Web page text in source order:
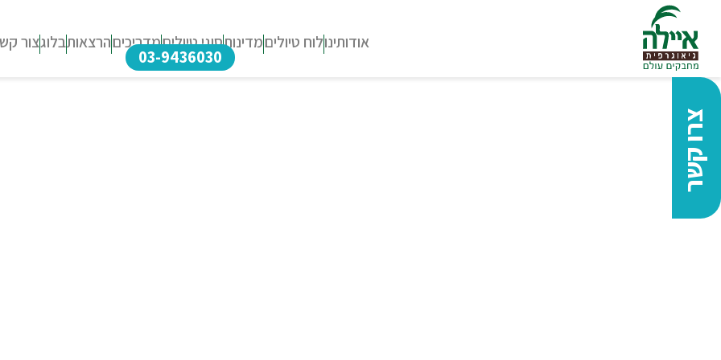
אודותינולוח טיוליםמדינותסוגי טיוליםמדריכיםהרצאותבלוגצור
03-9436030
צרו קשר